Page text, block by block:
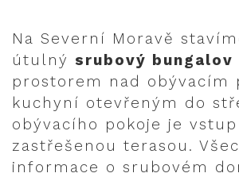
Na Severní Moravě
útulný srubový bungalov
prostorem nad obývacím
kuchyní otevřeným do
obývacího pokoje je
zastřešenou terasou.
informace o srubovém